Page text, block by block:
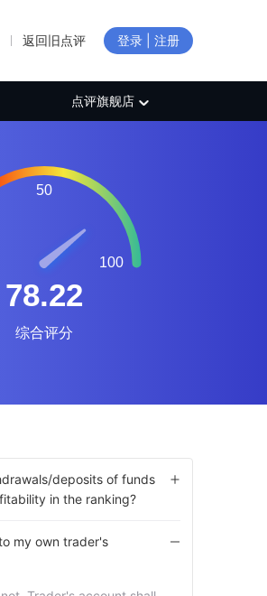
返回旧点评 登录 | 注册
点评旗舰店
deposits of funds
in the ranking?
my own trader's